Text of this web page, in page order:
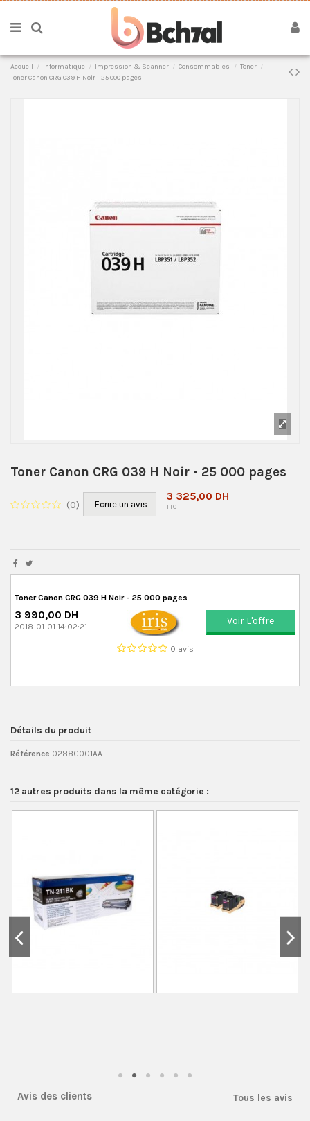
Accueil Informatique Impression & Scanner Consommables
Toner
Toner Canon CRG 039 H Noir - 25 000 pages
Toner Canon CRG 039 H Noir - 25 000 pages
(0) Ecrire un avis
3 325,00 DH
TTC
Toner Canon CRG 039 H Noir - 25 000 pages
3 990,00 DH
2018-01-01 14:02:21
0 avis
Voir L'offre
Détails du produit
Référence 0288C001AA
12 autres produits dans la même catégorie :
Avis des clients Tous les avis